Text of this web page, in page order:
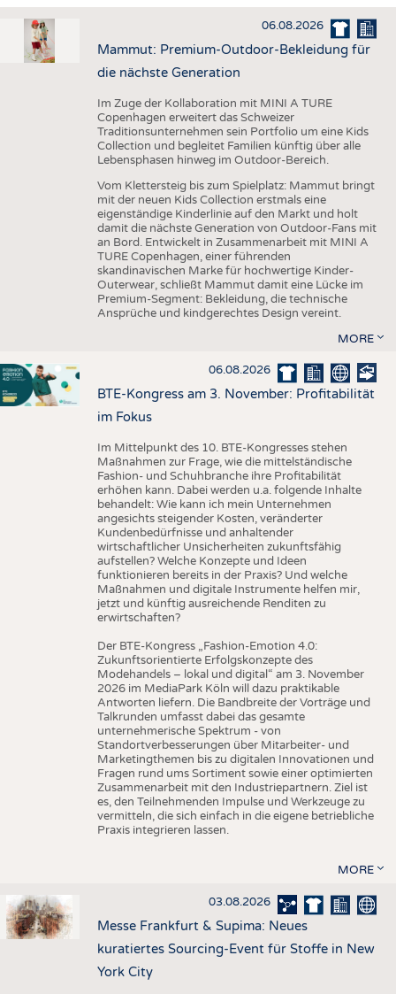
HAUS- UND HEIMTEXTILIEN
BEKLEIDUNG
TESTS
AUSSCHREIBUNGEN
DTV AUSSCHREIBUNGSDIENST
STATISTICS
DAUNENCHECK
ADRESSEN & LINKS
PUBLIKATIONEN
TERMINE
BRANCHENTERMINE
06.08.2026
Mammut: Premium-Outdoor-Bekleidung für
die nächste Generation
Im Zuge der Kollaboration mit MINI A TURE
Copenhagen erweitert das Schweizer
Traditionsunternehmen sein Portfolio um eine Kids
Collection und begleitet Familien künftig über alle
Lebensphasen hinweg im Outdoor-Bereich.
Vom Klettersteig bis zum Spielplatz: Mammut bringt
mit der neuen Kids Collection erstmals eine
eigenständige Kinderlinie auf den Markt und holt
damit die nächste Generation von Outdoor-Fans mit
an Bord. Entwickelt in Zusammenarbeit mit MINI A
TURE Copenhagen, einer führenden
skandinavischen Marke für hochwertige Kinder-
Outerwear, schließt Mammut damit eine Lücke im
Premium-Segment: Bekleidung, die technische
Ansprüche und kindgerechtes Design vereint.
MORE
06.08.2026
BTE-Kongress am 3. November: Profitabilität
im Fokus
Im Mittelpunkt des 10. BTE-Kongresses stehen
Maßnahmen zur Frage, wie die mittelständische
Fashion- und Schuhbranche ihre Profitabilität
erhöhen kann. Dabei werden u.a. folgende Inhalte
behandelt: Wie kann ich mein Unternehmen
angesichts steigender Kosten, veränderter
Kundenbedürfnisse und anhaltender
wirtschaftlicher Unsicherheiten zukunftsfähig
aufstellen? Welche Konzepte und Ideen
funktionieren bereits in der Praxis? Und welche
Maßnahmen und digitale Instrumente helfen mir,
jetzt und künftig ausreichende Renditen zu
erwirtschaften?
Der BTE-Kongress „Fashion-Emotion 4.0:
Zukunftsorientierte Erfolgskonzepte des
Modehandels – lokal und digital“ am 3. November
2026 im MediaPark Köln will dazu praktikable
Antworten liefern. Die Bandbreite der Vorträge und
Talkrunden umfasst dabei das gesamte
unternehmerische Spektrum - von
Standortverbesserungen über Mitarbeiter- und
Marketingthemen bis zu digitalen Innovationen und
Fragen rund ums Sortiment sowie einer optimierten
Zusammenarbeit mit den Industriepartnern. Ziel ist
es, den Teilnehmenden Impulse und Werkzeuge zu
vermitteln, die sich einfach in die eigene betriebliche
Praxis integrieren lassen.
MORE
03.08.2026
Messe Frankfurt & Supima: Neues
kuratiertes Sourcing-Event für Stoffe in New
York City